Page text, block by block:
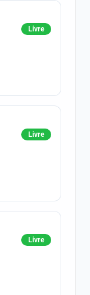
Livre
Livre
Livre